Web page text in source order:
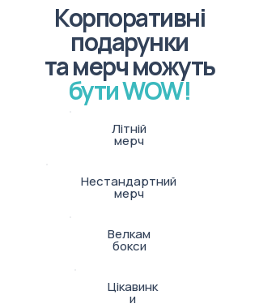
Корпоративні
подарунки
та мерч можуть
бути WOW!
Літній
мерч
Нестандартний
мерч
Велкам
бокси
Цікавинк
и